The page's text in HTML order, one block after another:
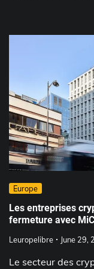
Europe
Les entreprises
fermeture avec
Leuropelibre June 29,
Le secteur des